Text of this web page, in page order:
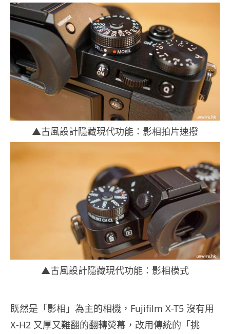
▲古風設計隱藏現代功能：影相拍片速撥
▲古風設計隱藏現代功能：影相模式
既然是「影相」為主的相機，Fujifilm X-T5 沒有用
X-H2 又厚又難翻的翻轉熒幕，改用傳統的「挑